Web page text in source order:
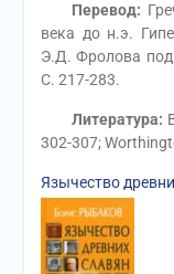
Перевод:
века до н.э.
Э.Д. Фролова
С. 217-283.
Литература:
302-307;
Язычество